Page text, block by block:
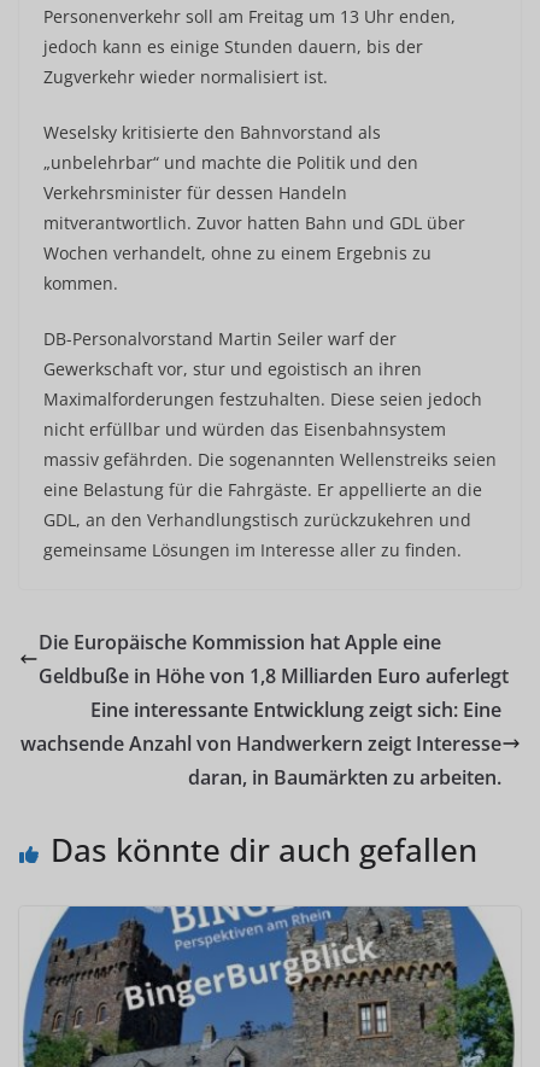
Personenverkehr soll am Freitag um 13 Uhr enden,
jedoch kann es einige Stunden dauern, bis der
Zugverkehr wieder normalisiert ist.
Weselsky kritisierte den Bahnvorstand als
„unbelehrbar“ und machte die Politik und den
Verkehrsminister für dessen Handeln
mitverantwortlich. Zuvor hatten Bahn und GDL über
Wochen verhandelt, ohne zu einem Ergebnis zu
kommen.
DB-Personalvorstand Martin Seiler warf der
Gewerkschaft vor, stur und egoistisch an ihren
Maximalforderungen festzuhalten. Diese seien jedoch
nicht erfüllbar und würden das Eisenbahnsystem
massiv gefährden. Die sogenannten Wellenstreiks seien
eine Belastung für die Fahrgäste. Er appellierte an die
GDL, an den Verhandlungstisch zurückzukehren und
gemeinsame Lösungen im Interesse aller zu finden.
Die Europäische Kommission hat Apple eine
Geldbuße in Höhe von 1,8 Milliarden Euro auferlegt
Eine interessante Entwicklung zeigt sich: Eine
wachsende Anzahl von Handwerkern zeigt Interesse
daran, in Baumärkten zu arbeiten.
Das könnte dir auch gefallen